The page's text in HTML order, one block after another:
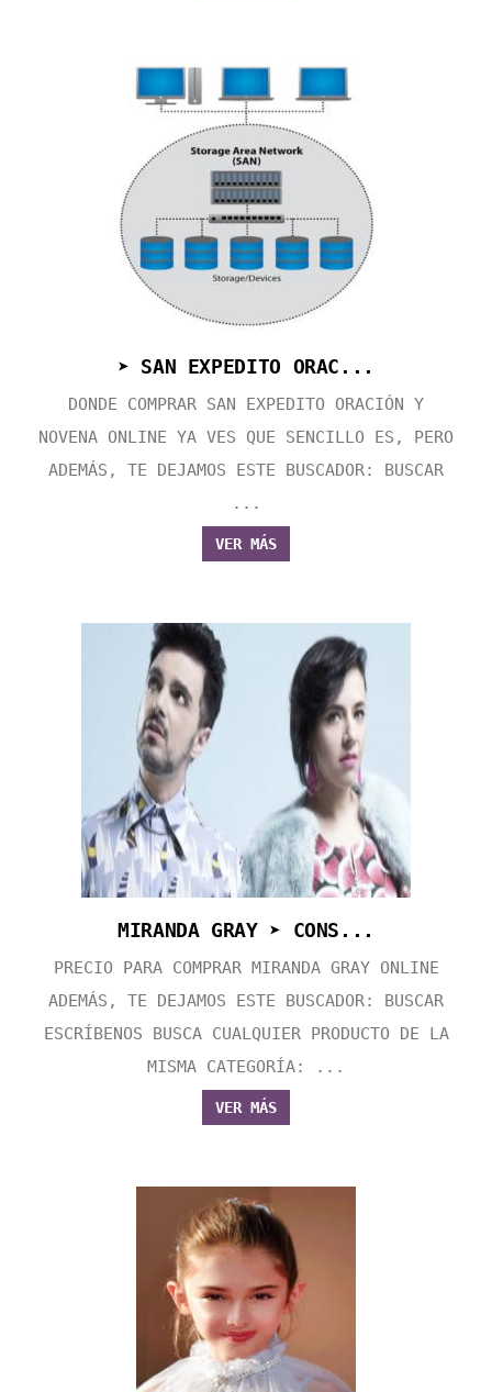
➤ SAN EXPEDITO ORAC...
DONDE COMPRAR SAN EXPEDITO ORACIÓN Y
NOVENA ONLINE YA VES QUE SENCILLO ES, PERO
ADEMÁS, TE DEJAMOS ESTE BUSCADOR: BUSCAR
...
VER MÁS
MIRANDA GRAY ➤ CONS...
PRECIO PARA COMPRAR MIRANDA GRAY ONLINE
ADEMÁS, TE DEJAMOS ESTE BUSCADOR: BUSCAR
ESCRÍBENOS BUSCA CUALQUIER PRODUCTO DE LA
MISMA CATEGORÍA: ...
VER MÁS